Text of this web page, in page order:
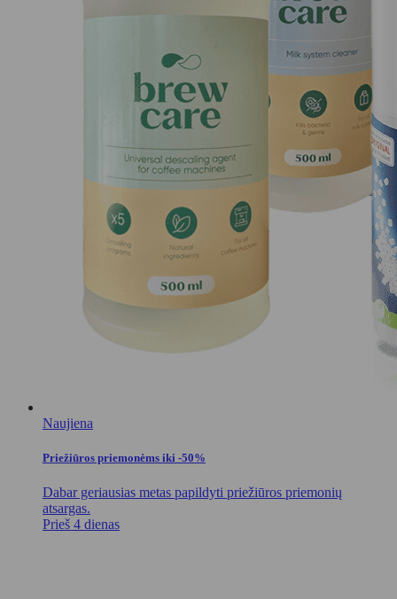
Naujiena
Priežiūros priemonėms iki -50%
Dabar geriausias metas papildyti priežiūros priemonių
atsargas.
Prieš 4 dienas